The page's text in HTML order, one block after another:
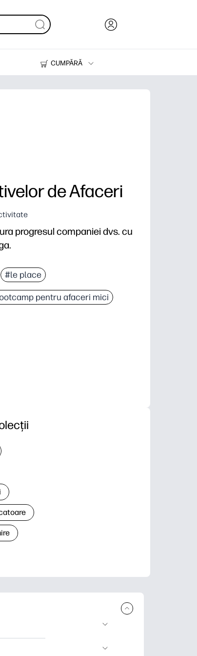
CUMPĂRĂ
Imprimante
de Afaceri
progresul companiei dvs. cu
#le place
pentru afaceri mici